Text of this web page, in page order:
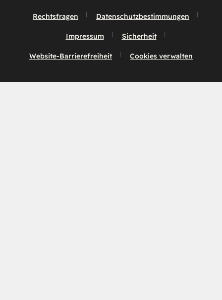
Rechtsfragen Datenschutzbestimmungen
Impressum Sicherheit
Website-Barrierefreiheit Cookies verwalten